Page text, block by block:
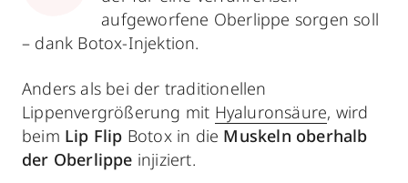
aufgeworfene Oberlippe sorgen soll
– dank Botox-Injektion.
Anders als bei der traditionellen
Lippenvergrößerung mit Hyaluronsäure, wird
beim Lip Flip Botox in die Muskeln oberhalb
der Oberlippe injiziert.